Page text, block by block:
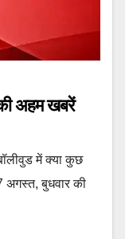
अहम खबरें
में क्या कुछ
बुधवार की